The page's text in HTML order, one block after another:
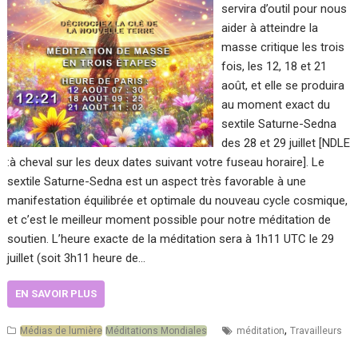
servira d’outil pour nous
aider à atteindre la
masse critique les trois
fois, les 12, 18 et 21
août, et elle se produira
au moment exact du
sextile Saturne-Sedna
des 28 et 29 juillet [NDLE
:à cheval sur les deux dates suivant votre fuseau horaire]. Le
sextile Saturne-Sedna est un aspect très favorable à une
manifestation équilibrée et optimale du nouveau cycle cosmique,
et c’est le meilleur moment possible pour notre méditation de
soutien. L’heure exacte de la méditation sera à 1h11 UTC le 29
juillet (soit 3h11 heure de…
EN SAVOIR PLUS
Médias de lumière Méditations Mondiales méditation,Travailleurs